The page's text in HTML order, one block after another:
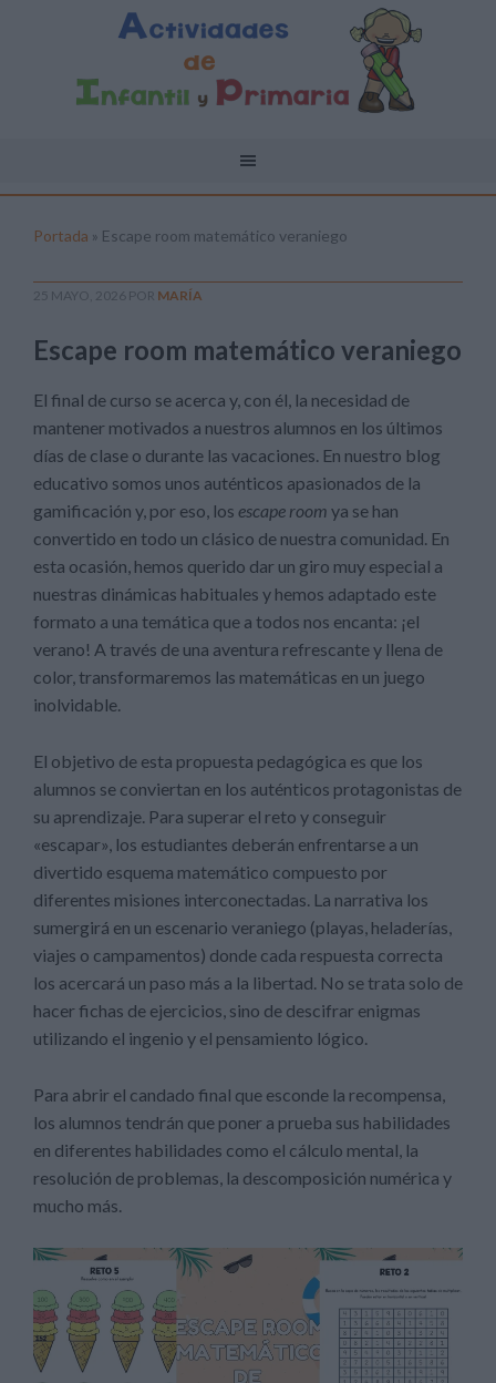
Portada » Escape room matemático veraniego
25 MAYO, 2026 POR MARÍA
Escape room matemático veraniego
El final de curso se acerca y, con él, la necesidad de
mantener motivados a nuestros alumnos en los últimos
días de clase o durante las vacaciones. En nuestro blog
educativo somos unos auténticos apasionados de la
gamificación y, por eso, los escape room ya se han
convertido en todo un clásico de nuestra comunidad. En
esta ocasión, hemos querido dar un giro muy especial a
nuestras dinámicas habituales y hemos adaptado este
formato a una temática que a todos nos encanta: ¡el
verano! A través de una aventura refrescante y llena de
color, transformaremos las matemáticas en un juego
inolvidable.
El objetivo de esta propuesta pedagógica es que los
alumnos se conviertan en los auténticos protagonistas de
su aprendizaje. Para superar el reto y conseguir
«escapar», los estudiantes deberán enfrentarse a un
divertido esquema matemático compuesto por
diferentes misiones interconectadas. La narrativa los
sumergirá en un escenario veraniego (playas, heladerías,
viajes o campamentos) donde cada respuesta correcta
los acercará un paso más a la libertad. No se trata solo de
hacer fichas de ejercicios, sino de descifrar enigmas
utilizando el ingenio y el pensamiento lógico.
Para abrir el candado final que esconde la recompensa,
los alumnos tendrán que poner a prueba sus habilidades
en diferentes habilidades como el cálculo mental, la
resolución de problemas, la descomposición numérica y
mucho más.